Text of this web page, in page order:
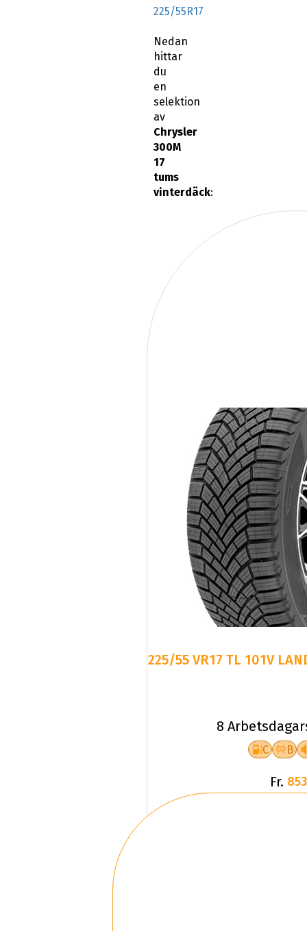
225/55R17
Nedan
hittar
du
en
selektion
av
Chrysler
300M
17
tums
vinterdäck:
225/55 VR17 TL 101V
8
C B
Fr.